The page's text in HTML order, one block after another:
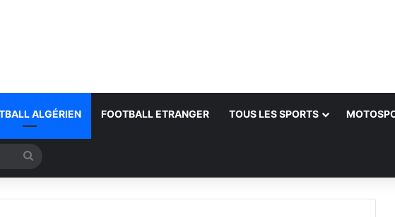
ALGÉRIEN FOOTBALL ETRANGER TOUS LES SPORTS